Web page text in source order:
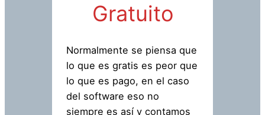
Gratuito
Normalmente se piensa que
lo que es gratis es peor que
lo que es pago, en el caso
del software eso no
siempre es así y contamos